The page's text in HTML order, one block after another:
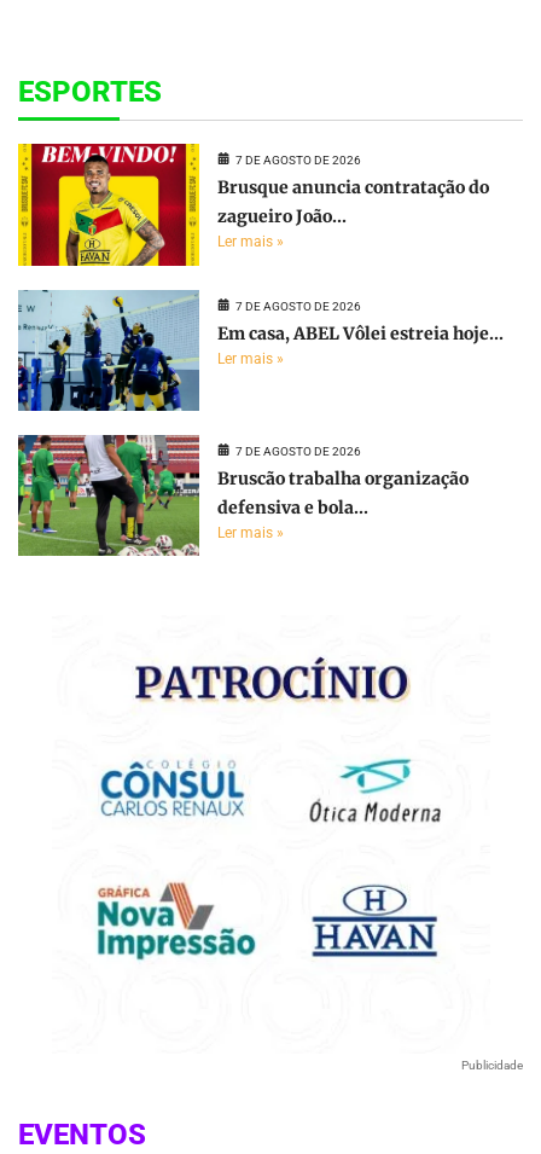
ESPORTES
7 DE AGOSTO DE 2026
Brusque anuncia contratação do
zagueiro João...
Ler mais »
7 DE AGOSTO DE 2026
Em casa, ABEL Vôlei estreia hoje...
Ler mais »
7 DE AGOSTO DE 2026
Bruscão trabalha organização
defensiva e bola...
Ler mais »
Publicidade
EVENTOS